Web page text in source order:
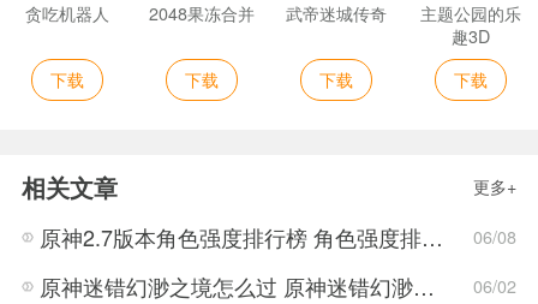
贪吃机器人
下载
2048果冻合并
下载
武帝迷城传奇
下载
主题公园的乐
趣3D
下载
相关文章 更多+
原神2.7版本角色强度排行榜 角色强度排行2022最新 06/08
原神迷错幻渺之境怎么过 原神迷错幻渺之境通关攻略 06/02